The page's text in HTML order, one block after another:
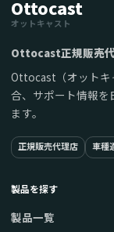
Ottocast
オットキャスト
Ottocast正規販売
Ottocast（オットキ
合、サポート情報を
ます。
正規販売代理店 車種
製品を探す
製品一覧